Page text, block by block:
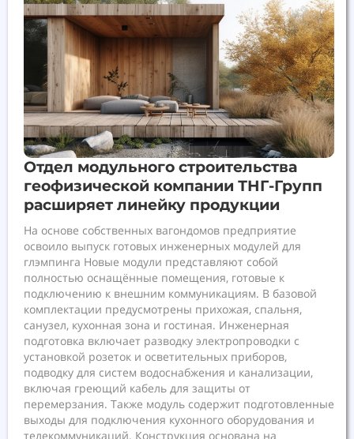
Отдел модульного строительства
геофизической компании ТНГ-Групп
расширяет линейку продукции
На основе собственных вагондомов предприятие
освоило выпуск готовых инженерных модулей для
глэмпинга Новые модули представляют собой
полностью оснащённые помещения, готовые к
подключению к внешним коммуникациям. В базовой
комплектации предусмотрены прихожая, спальня,
санузел, кухонная зона и гостиная. Инженерная
подготовка включает разводку электропроводки с
установкой розеток и осветительных приборов,
подводку для систем водоснабжения и канализации,
включая греющий кабель для защиты от
перемерзания. Также модуль содержит подготовленные
выходы для подключения кухонного оборудования и
телекоммуникаций. Конструкция основана на